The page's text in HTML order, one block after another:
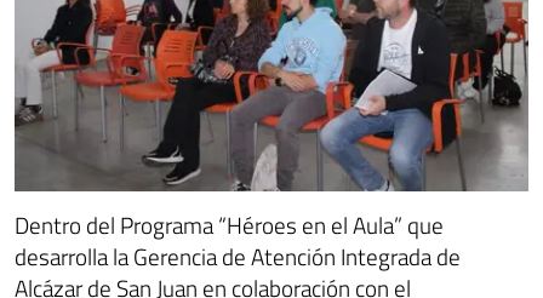
Dentro del Programa “Héroes en el Aula” que
desarrolla la Gerencia de Atención Integrada de
Alcázar de San Juan en colaboración con el